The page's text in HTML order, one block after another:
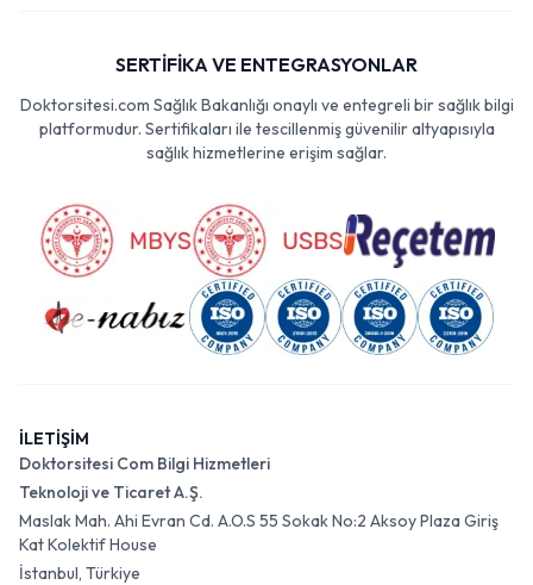
SERTİFİKA VE ENTEGRASYONLAR
Doktorsitesi.com Sağlık Bakanlığı onaylı ve entegreli bir sağlık bilgi
platformudur. Sertifikaları ile tescillenmiş güvenilir altyapısıyla
sağlık hizmetlerine erişim sağlar.
İLETİŞİM
Doktorsitesi Com Bilgi Hizmetleri
Teknoloji ve Ticaret A.Ş.
Maslak Mah. Ahi Evran Cd. A.O.S 55 Sokak No:2 Aksoy Plaza Giriş
Kat Kolektif House
İstanbul, Türkiye